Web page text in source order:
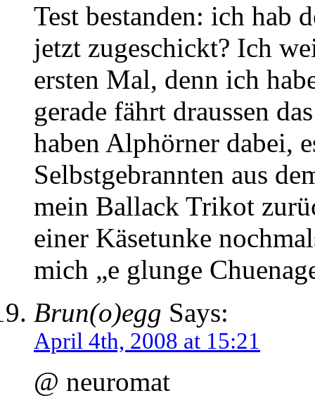
Test bestanden: ich hab
jetzt zugeschickt? Ich
ersten Mal, denn ich
gerade fährt draussen
haben Alphörner dabei,
Selbstgebrannten aus
mein Ballack Trikot
einer Käsetunke
mich „e glunge
Brun(o)egg Says:
April 4th, 2008 at 15:21
@ neuromat